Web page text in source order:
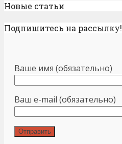
Новые статьи
Подпишитесь на рассылку!
Ваше имя (обязательно)
Ваш e-mail (обязательно)